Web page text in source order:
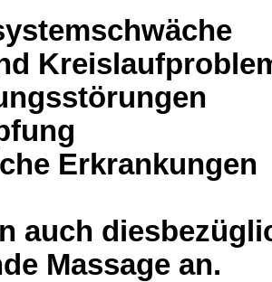
Erkrankungen
auch
Massage an.